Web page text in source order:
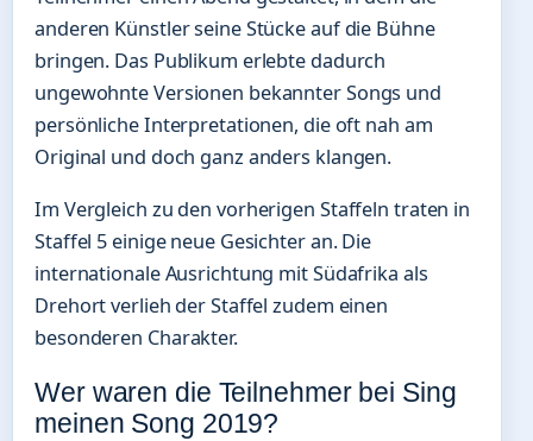
anderen Künstler seine Stücke auf die Bühne
bringen. Das Publikum erlebte dadurch
ungewohnte Versionen bekannter Songs und
persönliche Interpretationen, die oft nah am
Original und doch ganz anders klangen.
Im Vergleich zu den vorherigen Staffeln traten in
Staffel 5 einige neue Gesichter an. Die
internationale Ausrichtung mit Südafrika als
Drehort verlieh der Staffel zudem einen
besonderen Charakter.
Wer waren die Teilnehmer bei Sing
meinen Song 2019?